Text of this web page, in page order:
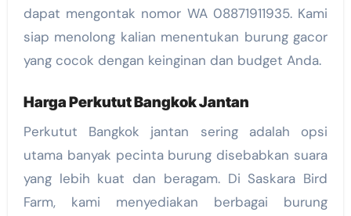
dapat mengontak nomor WA 08871911935. Kami
siap menolong kalian menentukan burung gacor
yang cocok dengan keinginan dan budget Anda.
Harga Perkutut Bangkok Jantan
Perkutut Bangkok jantan sering adalah opsi
utama banyak pecinta burung disebabkan suara
yang lebih kuat dan beragam. Di Saskara Bird
Farm, kami menyediakan berbagai burung